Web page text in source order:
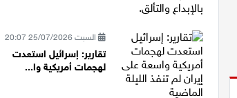
السبت 25/07/2026 20:07
تقارير: إسرائيل استعدت
لهجمات أمريكية وا...